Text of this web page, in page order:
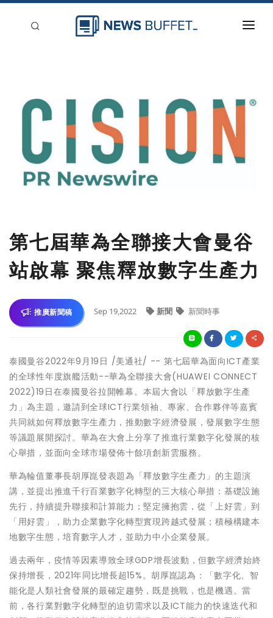
登入
第七屆華為全聯接大會曼谷
站啟幕 聚焦釋放數字生產力
推廣新聞稿 Sep 19,2022 新聞 新聞時事
泰國曼谷2022年9月19日 /美通社/ -- 第七屆華為面向ICT產業
的全球性年度旗艦活動--華為全聯接大會(HUAWEI CONNECT
2022)19日在泰國曼谷拉開帷幕。本屆大會以「釋放數字生產
力」為主題，邀請到全球ICT行業領袖、專家、合作夥伴等嘉賓
共同就如何釋放數字生產力，推動數字經濟發展，發展數字生態
等議題展開探討。華為在大會上分享了推進行業數字化發展的核
心舉措，並面向全球市場發佈十餘項創新雲服務。
華為輪值董事長胡厚崑發表題為「釋放數字生產力」的主題演
講，並提出推進千行百業數字化轉型的三大核心舉措：基礎設施
先行，持續提升聯接和計算能力；堅定擁抱雲，從「上好雲」到
「用好雲」，助力企業數字化轉型實現跨越式發展；積極構建本
地數字生態，培育數字人才，並助力中小企業發展。
過去兩年，疫情等因素導致全球GDP增長波動，但數字經濟始終
保持增長，2021年同比增長超15%。胡厚崑認為：「數字化、智
能化是人類社會發展的最確定趨勢，既是挑戰，也是機遇。當
前，各行業對數字化轉型的迫切需求以及ICT能力的快速迭代和